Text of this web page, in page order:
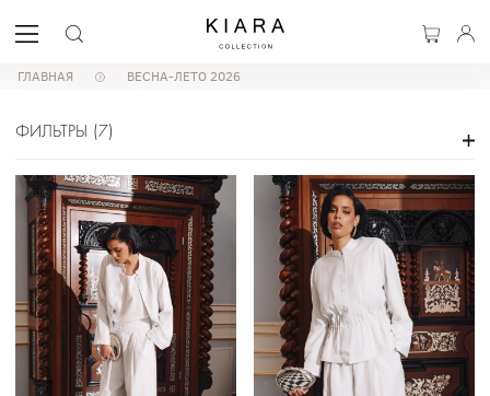
ГЛАВНАЯ ВЕСНА-ЛЕТО 2026
ФИЛЬТРЫ (7)